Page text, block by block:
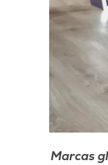
Marcas